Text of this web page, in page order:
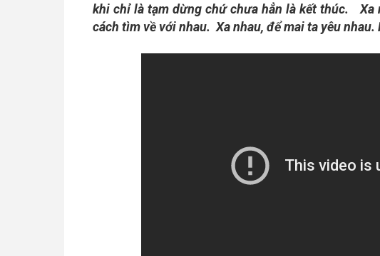
khi chỉ là tạm dừng chứ chưa hẳn là kết thúc.
Xa
cách tìm về với nhau. Xa nhau, để mai ta yêu nhau.